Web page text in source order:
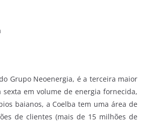
Grupo Neoenergia, é a terceira maior
em volume de energia fornecida,
baianos, a Coelba tem uma área de
de clientes (mais de 15 milhões de